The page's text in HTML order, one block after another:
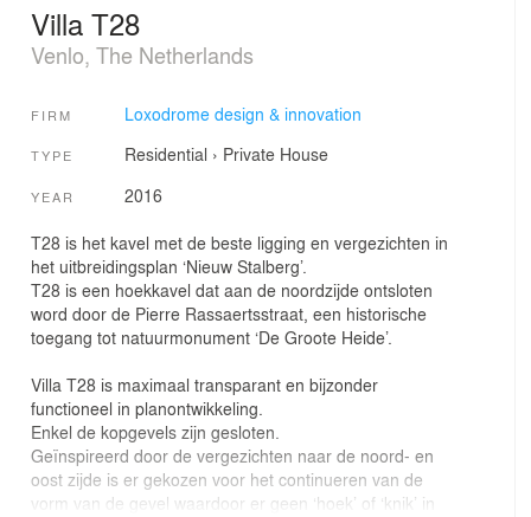
Villa T28
Venlo, The Netherlands
FIRM Loxodrome design & innovation
TYPE Residential › Private House
YEAR 2016
T28 is het kavel met de beste ligging en vergezichten in
het uitbreidingsplan ‘Nieuw Stalberg’.
T28 is een hoekkavel dat aan de noordzijde ontsloten
word door de Pierre Rassaertsstraat, een historische
toegang tot natuurmonument ‘De Groote Heide’.
Villa T28 is maximaal transparant en bijzonder
functioneel in planontwikkeling.
Enkel de kopgevels zijn gesloten.
Geïnspireerd door de vergezichten naar de noord- en
oost zijde is er gekozen voor het continueren van de
vorm van de gevel waardoor er geen ‘hoek’ of ‘knik’ in